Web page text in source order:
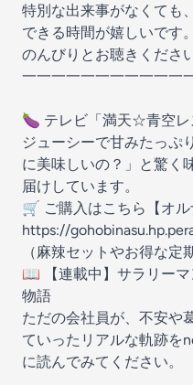
特別な出来事がなくても
できる時間が嬉しいです
のんびりとお聴きください
一一一一一一一一一一一
🍆 テレビ「満天☆青空レ
ジューシーで甘みたっぷ
に美味しいの？」と驚く
届けしています。
🛒 ご購入はこちら【オル
https://
（麻辣セットやお得な定
📖 【連載中】サラリー
物語
ただの会社員が、不安や
ていったリアルな軌跡を
に読んでみてください。